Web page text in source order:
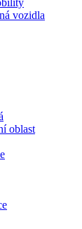
vozidla
oblast